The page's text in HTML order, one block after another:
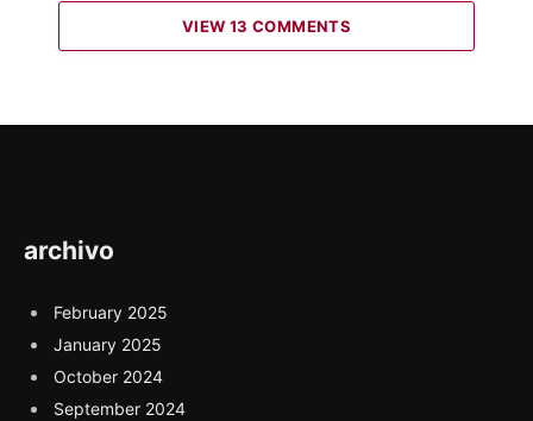
VIEW 13 COMMENTS
archivo
February 2025
January 2025
October 2024
September 2024